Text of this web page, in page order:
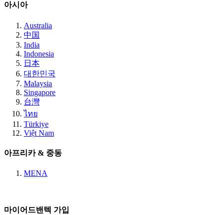
아시아
Australia
中国
India
Indonesia
日本
대한민국
Malaysia
Singapore
台灣
ไทย
Türkiye
Việt Nam
아프리카 & 중동
MENA
마이어드밴텍 가입